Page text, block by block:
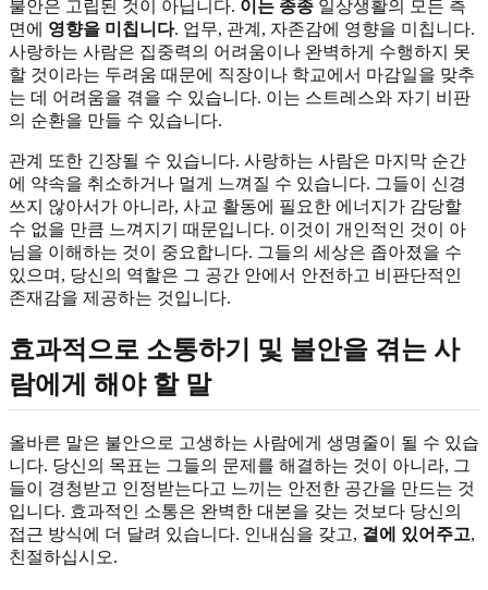
불안은 고립된 것이 아닙니다. 이는 종종 일상생활의 모든 측
면에 영향을 미칩니다. 업무, 관계, 자존감에 영향을 미칩니다.
사랑하는 사람은 집중력의 어려움이나 완벽하게 수행하지 못
할 것이라는 두려움 때문에 직장이나 학교에서 마감일을 맞추
는 데 어려움을 겪을 수 있습니다. 이는 스트레스와 자기 비판
의 순환을 만들 수 있습니다.
관계 또한 긴장될 수 있습니다. 사랑하는 사람은 마지막 순간
에 약속을 취소하거나 멀게 느껴질 수 있습니다. 그들이 신경
쓰지 않아서가 아니라, 사교 활동에 필요한 에너지가 감당할
수 없을 만큼 느껴지기 때문입니다. 이것이 개인적인 것이 아
님을 이해하는 것이 중요합니다. 그들의 세상은 좁아졌을 수
있으며, 당신의 역할은 그 공간 안에서 안전하고 비판단적인
존재감을 제공하는 것입니다.
효과적으로 소통하기 및 불안을 겪는 사
람에게 해야 할 말
올바른 말은 불안으로 고생하는 사람에게 생명줄이 될 수 있습
니다. 당신의 목표는 그들의 문제를 해결하는 것이 아니라, 그
들이 경청받고 인정받는다고 느끼는 안전한 공간을 만드는 것
입니다. 효과적인 소통은 완벽한 대본을 갖는 것보다 당신의
접근 방식에 더 달려 있습니다. 인내심을 갖고, 곁에 있어주고,
친절하십시오.